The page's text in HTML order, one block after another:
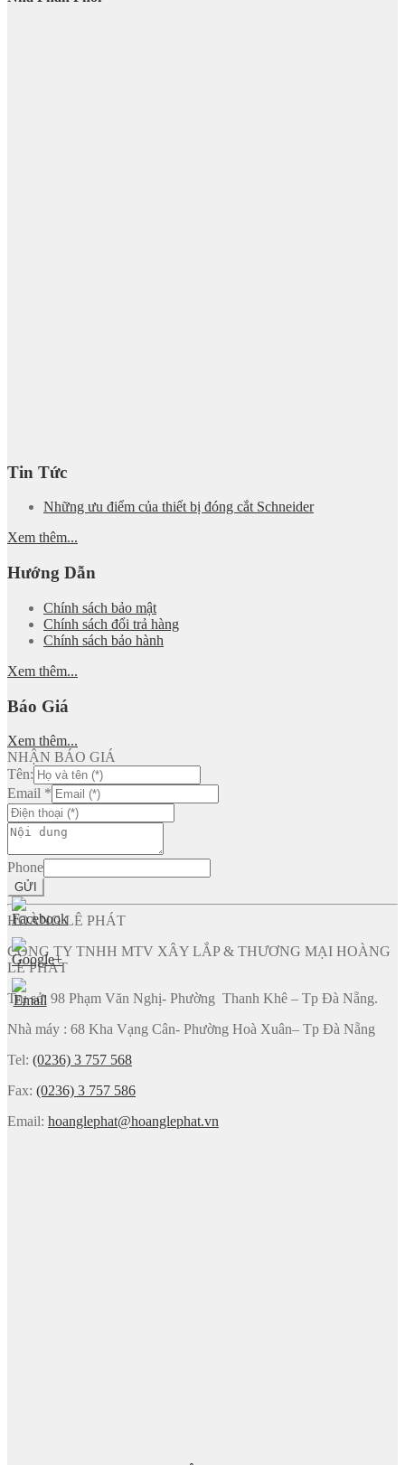
Tin Tức
Những ưu điểm của thiết bị đóng cắt Schneider
Xem thêm...
Hướng Dẫn
Chính sách bảo mật
Chính sách đổi trả hàng
Chính sách bảo hành
Xem thêm...
Báo Giá
Xem thêm...
NHẬN BÁO GIÁ
Tên:
Email *
Phone
GỬI
HOÀNG LÊ PHÁT
CÔNG TY TNHH MTV XÂY LẮP & THƯƠNG MẠI HOÀNG
LÊ PHÁT
Trụ sở: 98 Phạm Văn Nghị- Phường Thanh Khê – Tp Đà Nẵng.
Nhà máy : 68 Kha Vạng Cân- Phường Hoà Xuân– Tp Đà Nẵng
Tel: (0236) 3 757 568
Fax: (0236) 3 757 586
Email: hoanglephat@hoanglephat.vn